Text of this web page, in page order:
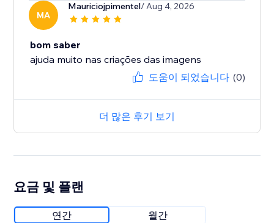
MA
Mauriciojpimentel/ Aug 4, 2026
bom saber
도움이 되었습니다 (0)
더 많은 후기 보기
요금 및 플랜
연간 월간